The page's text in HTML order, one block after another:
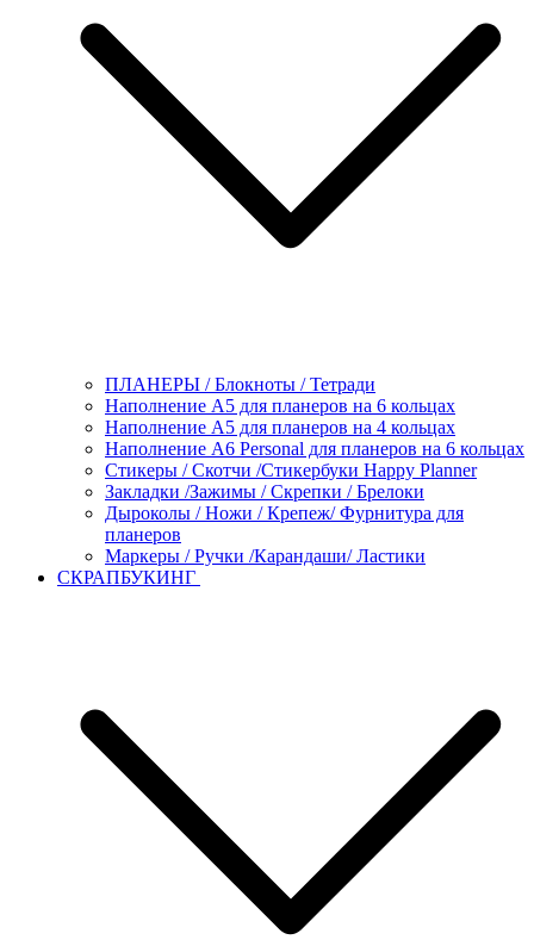
ПЛАНЕРЫ / Блокноты / Тетради
Наполнение А5 для планеров на 6 кольцах
Наполнение А5 для планеров на 4 кольцах
Наполнение А6 Personal для планеров на 6 кольцах
Стикеры / Скотчи /Стикербуки Happy Planner
Закладки /Зажимы / Скрепки / Брелоки
Дыроколы / Ножи / Крепеж/ Фурнитура для
планеров
Маркеры / Ручки /Карандаши/ Ластики
СКРАПБУКИНГ